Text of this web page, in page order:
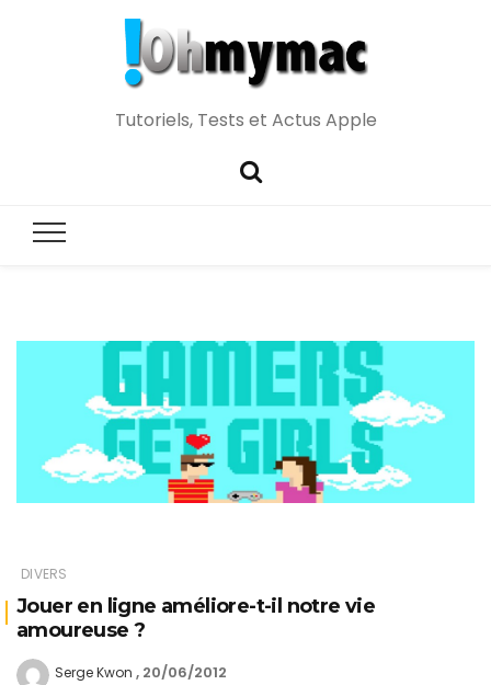
Tutoriels, Tests et Actus Apple
DIVERS
Jouer en ligne améliore-t-il notre vie
amoureuse ?
Serge Kwon 20/06/2012